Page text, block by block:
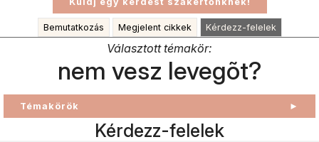
Bemutatkozás Megjelent cikkek Kérdezz-felelek
Választott témakör:
nem vesz levegõt?
Témakörök ►
Kérdezz-felelek